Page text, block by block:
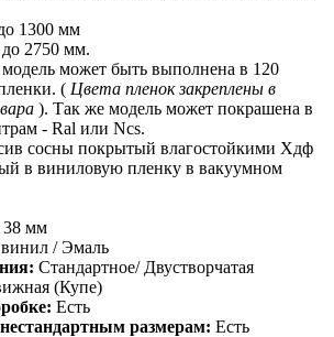
1300 мм
2750 мм.
может быть выполнена в 120
( Цвета пленок закреплены в
). Так же модель может покрашена в
- Ral или Ncs.
сосны покрытый влагостойкими Хдф
в виниловую пленку в вакуумном
38 мм
/ Эмаль
Стандартное/ Двустворчатая
(Купе)
Есть
размерам: Есть